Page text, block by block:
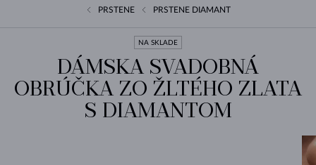
PRSTENE PRSTENE DIAMANT
NA SKLADE
DÁMSKA SVADOBNÁ
OBRÚČKA ZO ŽLTÉHO ZLATA
S DIAMANTOM